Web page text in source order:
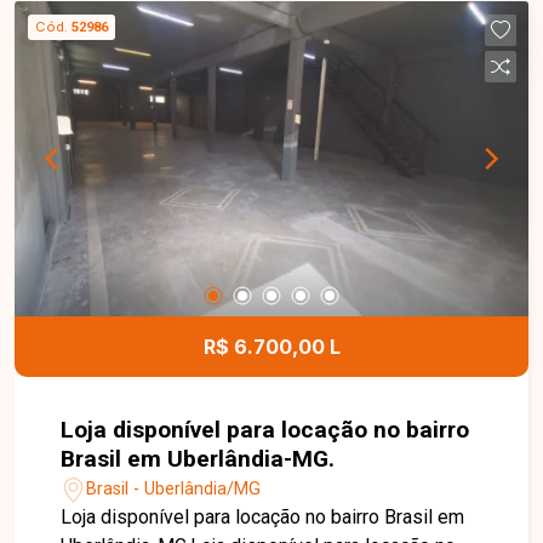
diferentes tipos de projetos. Suas dimensões
permitem ampla flexibilidade para construção,
tornando-o uma excelente opção para quem
deseja construir a residência dos sonhos ou
investir em um empreendimento comercial.
Localizado em uma região tranquila, segura e
com ótima valorização imobiliária. Entre em
contato com a Delta Imóveis e agende uma visita.
Nossa equipe está pronta para apresentar todos
os detalhes deste terreno e ajudar você a realizar
um excelente investimento.
Cód. 52986
R$ 6.700,00 L
Loja disponível para locação no bairro
Brasil em Uberlândia-MG.
Brasil - Uberlândia/MG
Loja disponível para locação no bairro Brasil em